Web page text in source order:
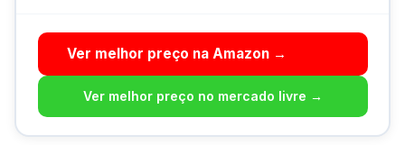
Ver melhor preço na Amazon →
Ver melhor preço no mercado livre →